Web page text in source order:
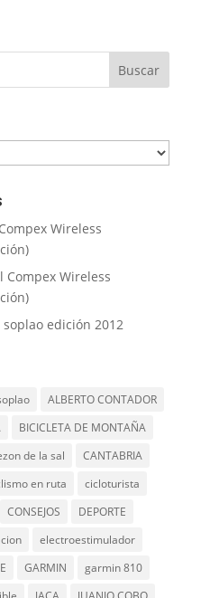
Wireless
Compex Wireless
soplao edición 2012
ALBERTO CONTADOR
BICICLETA DE MONTAÑA
de la sal
CANTABRIA
en ruta
cicloturista
CONSEJOS
DEPORTE
electroestimulador
GARMIN
garmin 810